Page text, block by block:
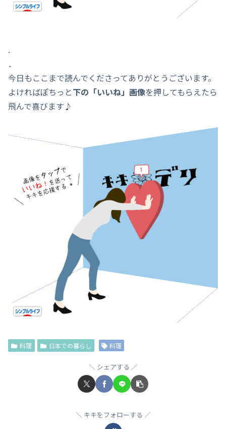
.
．
今日もここまで読んでくださってありがとうございます。
よければぽちっと下の「いいね」画像を押してもらえたら
飛んで喜びます♪
料理 日本での暮らし 料理
シェアする
キキをフォローする